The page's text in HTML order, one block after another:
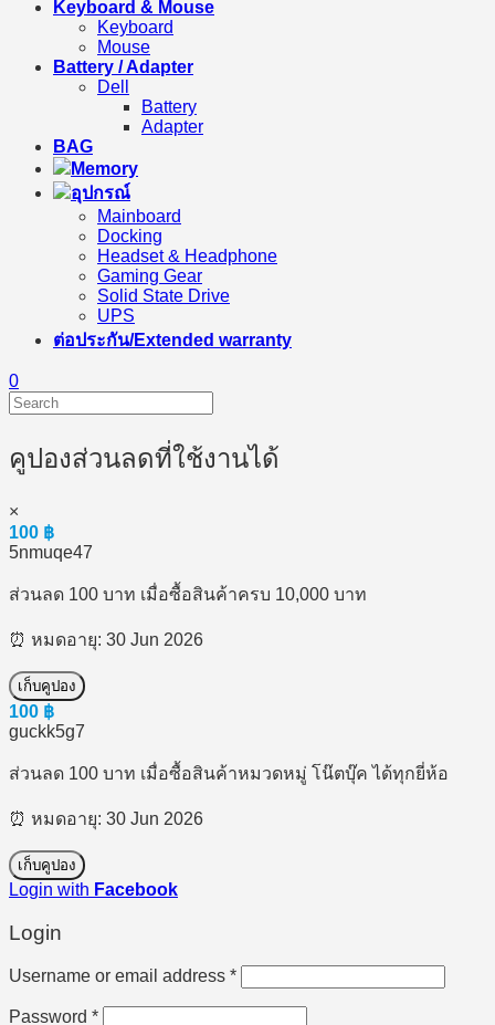
Keyboard & Mouse
Keyboard
Mouse
Battery / Adapter
Dell
Battery
Adapter
BAG
Memory
อุปกรณ์
Mainboard
Docking
Headset & Headphone
Gaming Gear
Solid State Drive
UPS
ต่อประกัน/Extended warranty
0
คูปองส่วนลดที่ใช้งานได้
×
100 ฿
5nmuqe47
ส่วนลด 100 บาท เมื่อซื้อสินค้าครบ 10,000 บาท
⏰ หมดอายุ: 30 Jun 2026
เก็บคูปอง
100 ฿
guckk5g7
ส่วนลด 100 บาท เมื่อซื้อสินค้าหมวดหมู่ โน๊ตบุ๊ค ได้ทุกยี่ห้อ
⏰ หมดอายุ: 30 Jun 2026
เก็บคูปอง
Login with Facebook
Login
Username or email address *Required
Password *Required